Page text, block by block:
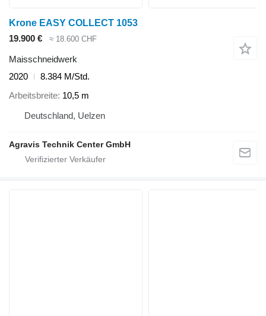
Krone EASY COLLECT 1053
19.900 €
≈ 18.600 CHF
Maisschneidwerk
2020
8.384 M/Std.
Arbeitsbreite 10,5 m
Deutschland, Uelzen
Agravis Technik Center GmbH